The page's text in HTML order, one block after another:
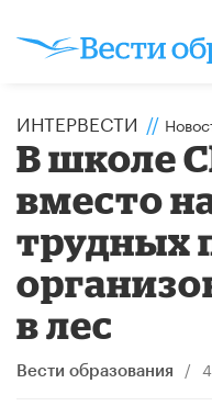
ИНТЕРВЕСТИ //
В школе
вместо
трудных
в лес
Вести образования /